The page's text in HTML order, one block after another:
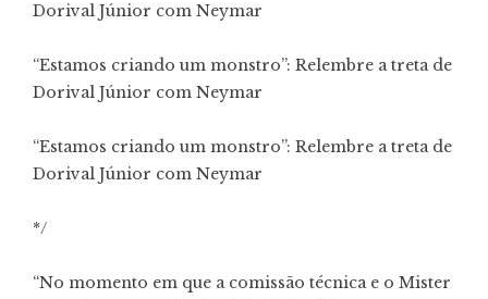
Dorival Júnior com Neymar
“Estamos criando um monstro”: Relembre a treta de
Dorival Júnior com Neymar
“Estamos criando um monstro”: Relembre a treta de
Dorival Júnior com Neymar
*/
“No momento em que a comissão técnica e o Mister